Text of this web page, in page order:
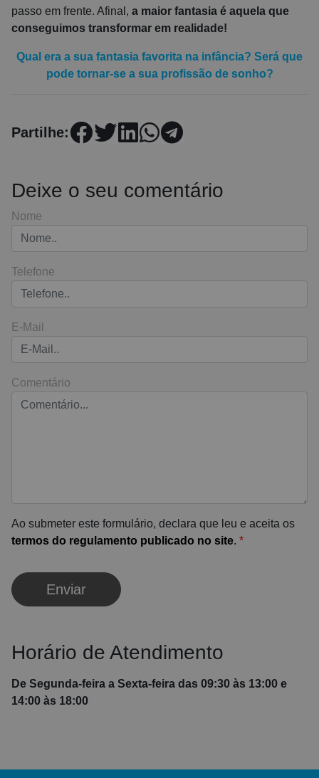
passo em frente. Afinal, a maior fantasia é aquela que
conseguimos transformar em realidade!
Qual era a sua fantasia favorita na infância? Será que
pode tornar-se a sua profissão de sonho?
Partilhe:
Deixe o seu comentário
Nome
Telefone
E-Mail
Comentário
Ao submeter este formulário, declara que leu e aceita os
termos do regulamento publicado no site. *
Enviar
Horário de Atendimento
De Segunda-feira a Sexta-feira das 09:30 às 13:00 e
14:00 às 18:00